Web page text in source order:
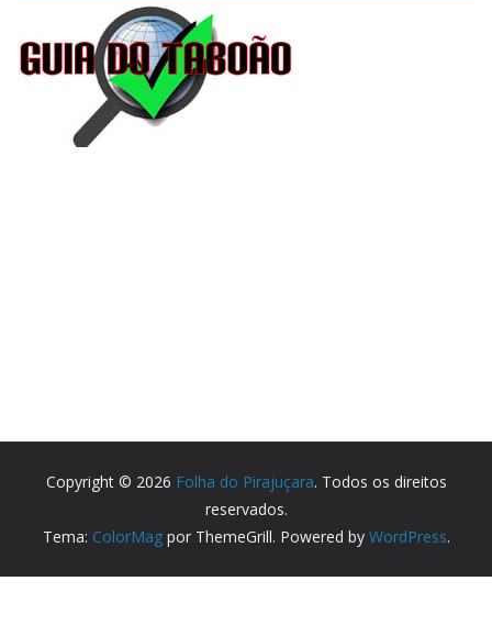
Copyright © 2026 Folha do Pirajuçara. Todos os direitos
reservados.
Tema: ColorMagpor ThemeGrill. Powered by WordPress.